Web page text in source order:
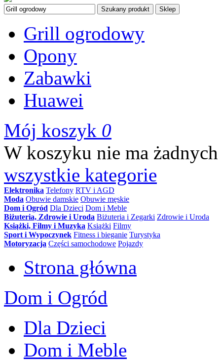
Szukany produkt Sklep
Grill ogrodowy
Opony
Zabawki
Huawei
Mój koszyk 0
W koszyku nie ma
wszystkie kategorie
Elektronika Telefony RTV i AGD
Moda Obuwie damskie Obuwie męskie
Dom i Ogród Dla Dzieci Dom i Meble
Biżuteria, Zdrowie i Uroda Biżuteria i Zegarki Zdrowie i Uroda
Książki, Filmy i Muzyka Książki Filmy
Sport i Wypoczynek Fitness i bieganie Turystyka
Motoryzacja Części samochodowe Pojazdy
Strona główna
Dom i Ogród
Dla Dzieci
Dom i Meble